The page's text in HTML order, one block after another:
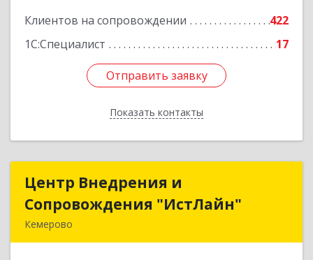
Клиентов на сопровождении
422
1С:Специалист
17
Отправить заявку
Показать контакты
Отправить заявку
Назад
Центр Внедрения и
Сопровождения "ИстЛайн"
Кемерово
Центр Внедрения и
Сопровождения "ИстЛайн"